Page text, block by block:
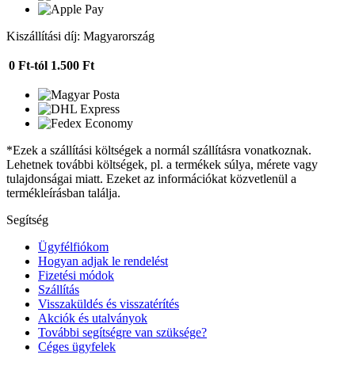
Kiszállítási díj: Magyarország
0 Ft-tól 1.500 Ft
*Ezek a szállítási költségek a normál szállításra vonatkoznak.
Lehetnek további költségek, pl. a termékek súlya, mérete vagy
tulajdonságai miatt. Ezeket az információkat közvetlenül a
termékleírásban találja.
Segítség
Ügyfélfiókom
Hogyan adjak le rendelést
Fizetési módok
Szállítás
Visszaküldés és visszatérítés
Akciók és utalványok
További segítségre van szüksége?
Céges ügyfelek